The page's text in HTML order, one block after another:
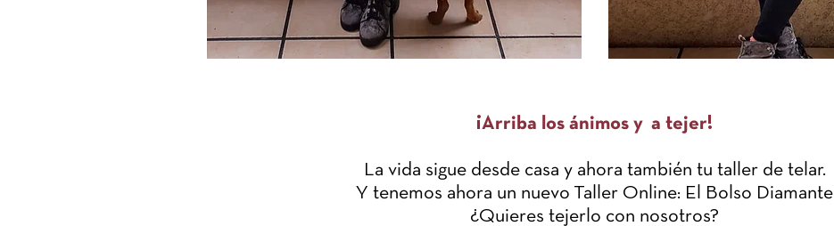
¡Arriba los ánimos y a tejer!
La vida sigue desde casa y ahora también tu taller de telar.
Y tenemos ahora un nuevo Taller Online: El Bolso Diamante
¿Quieres tejerlo con nosotros?